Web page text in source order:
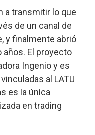
a transmitir lo que
de un canal de
y finalmente abrió
años. El proyecto
Ingenio y es
al LATU
es la única
en trading